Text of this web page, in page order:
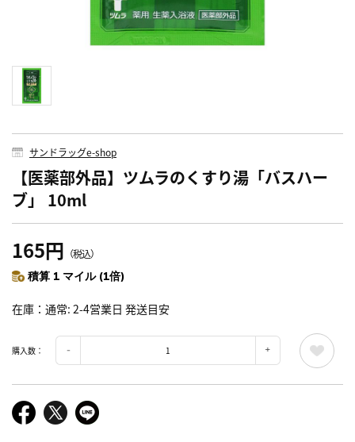
サンドラッグe-shop
【医薬部外品】ツムラのくすり湯「バスハー
ブ」 10ml
165円 （税込）
積算 1 マイル (1倍)
在庫 通常: 2-4営業日 発送目安
購入数：